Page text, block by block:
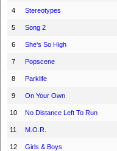
4 Stereotypes
5 Song 2
6 She's So High
7 Popscene
8 Parklife
9 On Your Own
10 No Distance Left To Run
11 M.O.R.
12 Girls & Boys